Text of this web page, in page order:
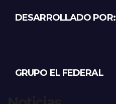
DESARROLLADO POR:
GRUPO EL FEDERAL